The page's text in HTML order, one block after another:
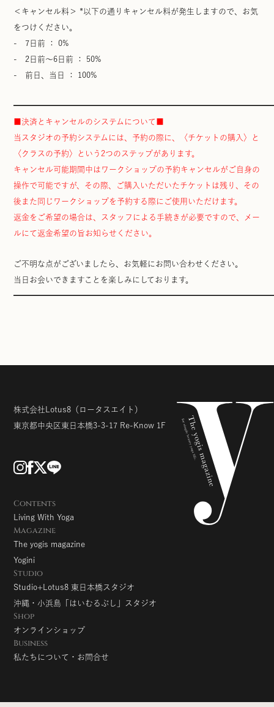
＜キャンセル料＞ *以下の通りキャンセル料が発生しますので、お気
をつけください。
- 7日前 ： 0%
- 2日前～6日前 ： 50%
- 前日、当日 ： 100%
■決済とキャンセルのシステムについて■
当スタジオの予約システムには、予約の際に、〈チケットの購入〉と
〈クラスの予約〉という2つのステップがあります。
キャンセル可能期間中はワークショップの予約キャンセルがご自身の
操作で可能ですが、その際、ご購入いただいたチケットは残り、その
後また同じワークショップを予約する際にご使用いただけます。
返金をご希望の場合は、スタッフによる手続きが必要ですので、メー
ルにて返金希望の旨お知らせください。
ご不明な点がございましたら、お気軽にお問い合わせください。
当日お会いできますことを楽しみにしております。
株式会社Lotus8 （ロータスエイト）
東京都中央区東日本橋3-3-17 Re-Know 1F
Contents
Living With Yoga
Magazine
The yogis magazine
Yogini
Studio
Studio+Lotus8 東日本橋スタジオ
沖縄・小浜島「はいむるぶし」スタジオ
Shop
オンラインショップ
Business
私たちについて・お問合せ